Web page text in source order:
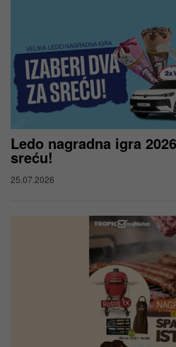
Ledo nagradna igra
sreću!
25.07.2026